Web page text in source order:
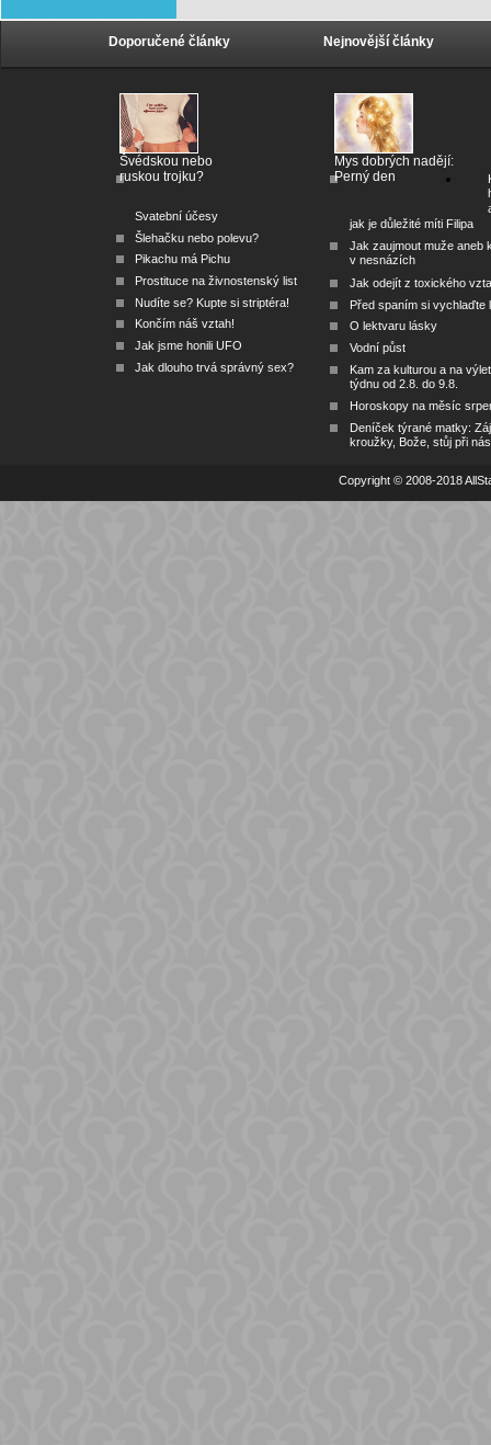
Doporučené články
Švédskou nebo
ruskou trojku?
Svatební účesy
Šlehačku nebo polevu?
Pikachu má Pichu
Prostituce na živnostenský list
Nudíte se? Kupte si striptéra!
Končím náš vztah!
Jak jsme honili UFO
Jak dlouho trvá správný sex?
Nejnovější články
Mys dobrých nadějí:
Perný den
jak je důležité míti Filipa
Jak zaujmout muže aneb
v nesnázích
Jak odejít z toxického
Před spaním si vychlaďte
O lektvaru lásky
Vodní půst
Kam za kulturou a na
týdnu od 2.8. do 9.8.
Horoskopy na měsíc
Deníček týrané matky:
kroužky, Bože, stůj při nás
Copyright © 2008-2018